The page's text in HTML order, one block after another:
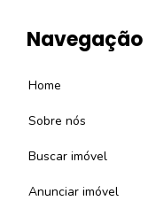
Home
Sobre nós
Buscar imóvel
Anunciar imóvel